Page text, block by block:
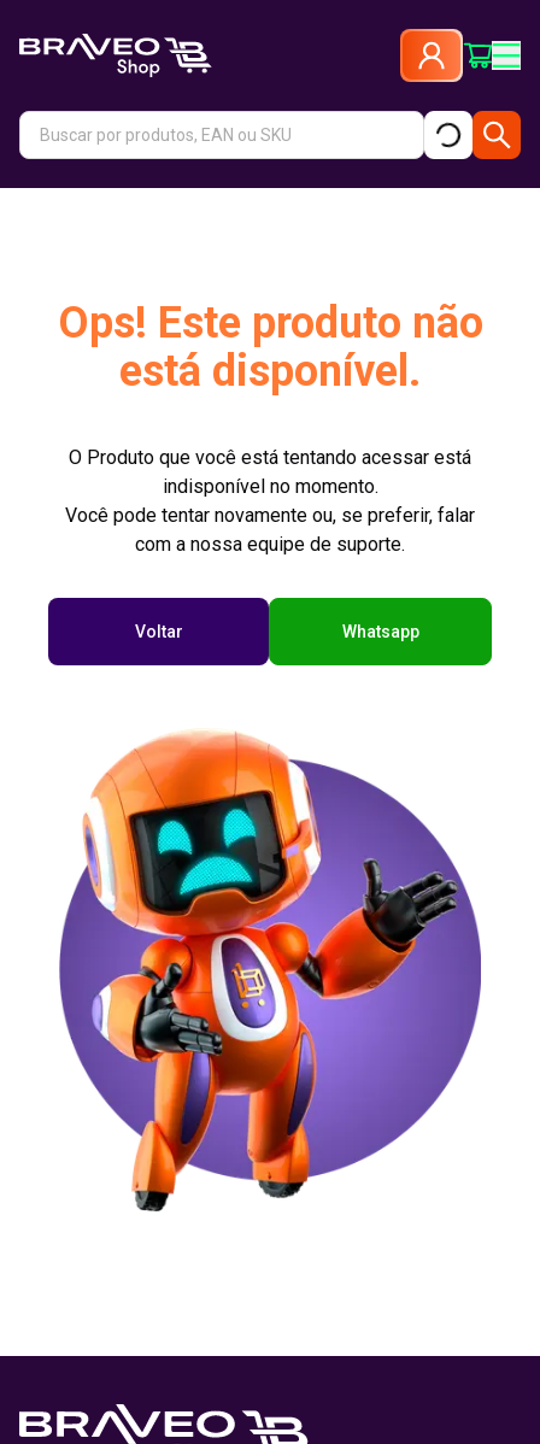
Ops! Este produto não
está disponível.
O Produto que você está tentando acessar está
indisponível no momento.
Você pode tentar novamente ou, se preferir, falar
com a nossa equipe de suporte.
Voltar Whatsapp